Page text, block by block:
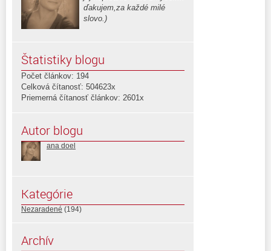
ďakujem,za každé milé
slovo.)
Štatistiky blogu
Počet článkov: 194
Celková čítanosť: 504623x
Priemerná čítanosť článkov: 2601x
Autor blogu
ana doel
Kategórie
Nezaradené (194)
Archív